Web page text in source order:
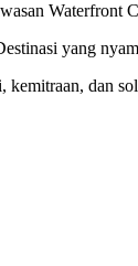
yang
dan